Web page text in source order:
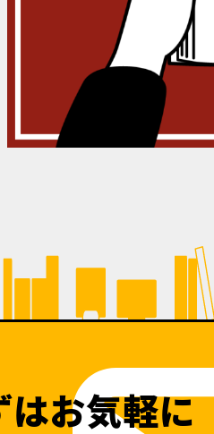
はお気軽に